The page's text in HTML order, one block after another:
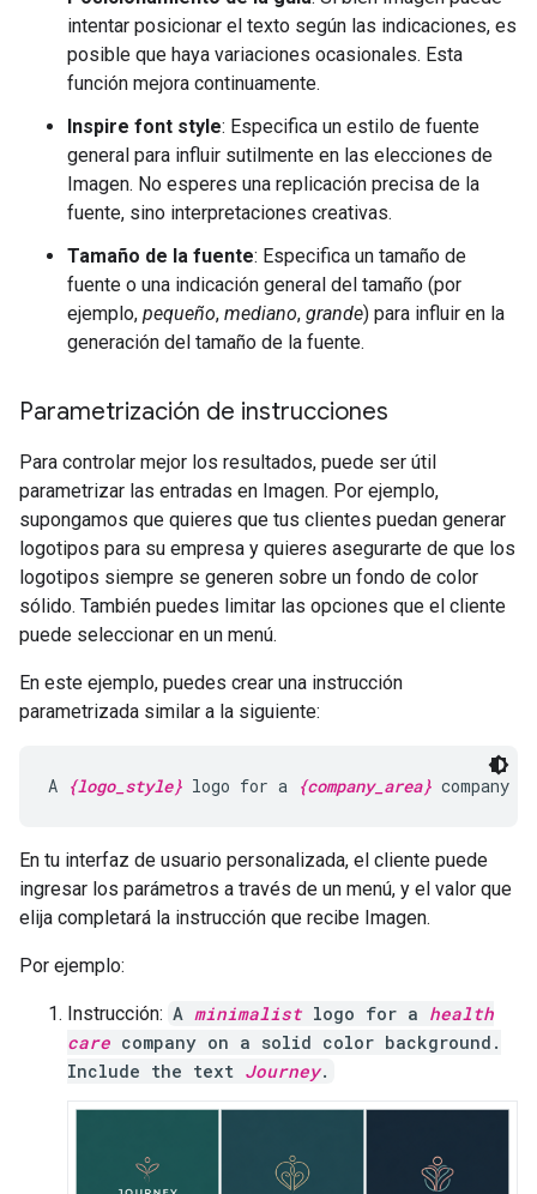
intentar posicionar el texto según las indicaciones, es
posible que haya variaciones ocasionales. Esta
función mejora continuamente.
Inspire font style: Especifica un estilo de fuente
general para influir sutilmente en las elecciones de
Imagen. No esperes una replicación precisa de la
fuente, sino interpretaciones creativas.
Tamaño de la fuente: Especifica un tamaño de
fuente o una indicación general del tamaño (por
ejemplo, pequeño, mediano, grande) para influir en la
generación del tamaño de la fuente.
Parametrización de instrucciones
Para controlar mejor los resultados, puede ser útil
parametrizar las entradas en Imagen. Por ejemplo,
supongamos que quieres que tus clientes puedan generar
logotipos para su empresa y quieres asegurarte de que los
logotipos siempre se generen sobre un fondo de color
sólido. También puedes limitar las opciones que el cliente
puede seleccionar en un menú.
En este ejemplo, puedes crear una instrucción
parametrizada similar a la siguiente:
A {logo_style} logo for a {company_area} company
En tu interfaz de usuario personalizada, el cliente puede
ingresar los parámetros a través de un menú, y el valor que
elija completará la instrucción que recibe Imagen.
Por ejemplo:
Instrucción: A minimalist logo for a health
care company on a solid color background.
Include the text Journey.